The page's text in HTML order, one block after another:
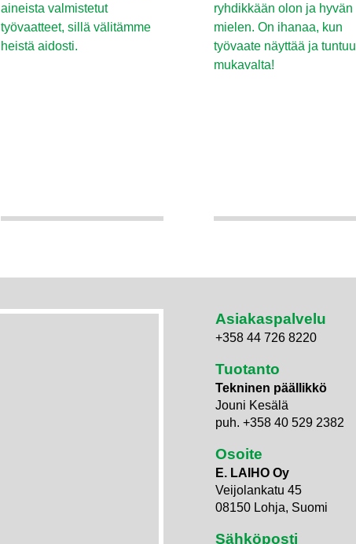
aineista valmistetut
työvaatteet, sillä välitämme
heistä aidosti.
ryhdikkään olon ja hyvän
mielen. On ihanaa, kun
työvaate näyttää ja tuntuu
mukavalta!
Asiakaspalvelu
+358 44 726 8220
Tuotanto
Tekninen päällikkö
Jouni Kesälä
puh. +358 40 529 2382
Osoite
E. LAIHO Oy
Veijolankatu 45
08150 Lohja, Suomi
Sähköposti